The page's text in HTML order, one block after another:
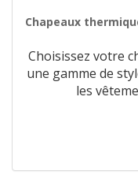
Chapeaux
Choisissez votre
une gamme de
les